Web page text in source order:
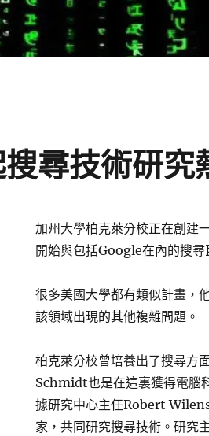
尋技術研究
加州大學柏克萊分校正在創建
開始與包括Google在內的搜尋
很多美國大學都有類似計畫，
該領域出現的其他複雜問題。
柏克萊分校曾培養出了搜尋
Schmidt也是在這裏獲得電腦
據研究中心主任Robert
家，共同研究搜尋技術。研究